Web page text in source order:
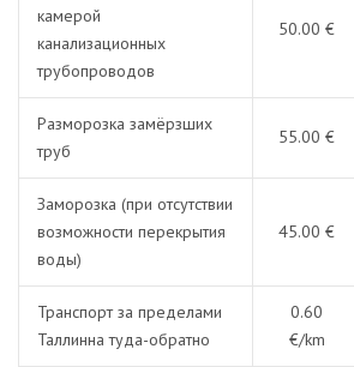
камерой
канализационных
трубопроводов
50.00 €
Разморозка замёрзших
труб
55.00 €
Заморозка (при отсутствии
возможности перекрытия
воды)
45.00 €
Транспорт за пределами
Таллинна туда-обратно
0.60
€/km